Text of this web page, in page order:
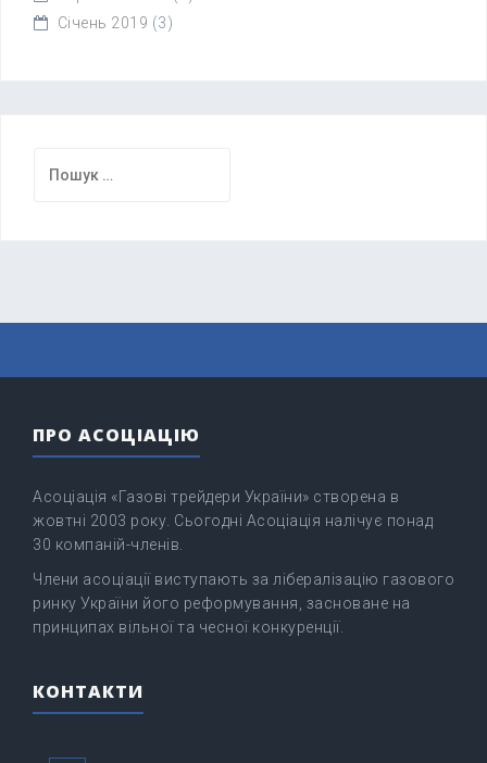
Січень 2019 (3)
ПРО АСОЦІАЦІЮ
Асоціація «Газові трейдери України» створена в
жовтні 2003 року. Сьогодні Асоціація налічує понад
30 компаній-членів.
Члени асоціації виступають за лібералізацію газового
ринку України його реформування, засноване на
принципах вільної та чесної конкуренції.
КОНТАКТИ